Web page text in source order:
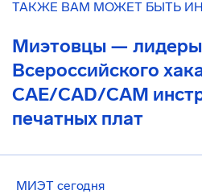
ТАКЖЕ ВАМ МОЖЕТ БЫТЬ
Миэтовцы — лидеры
Всероссийского
CAE/CAD/CAM
печатных плат
МИЭТ сегодня